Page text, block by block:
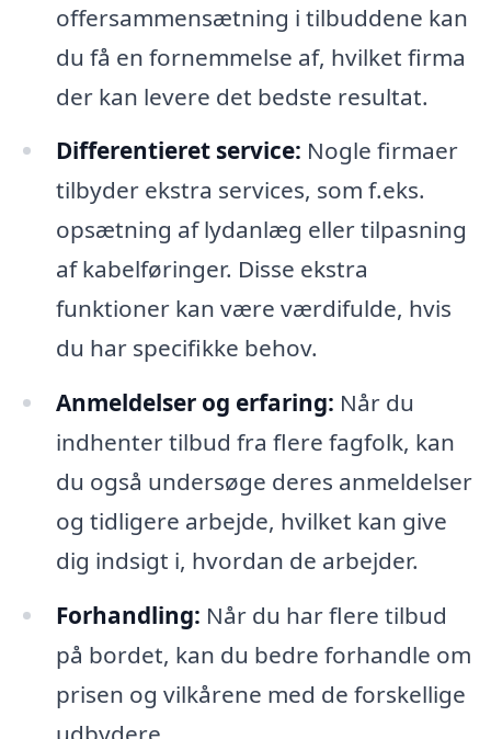
offersammensætning i tilbuddene kan
du få en fornemmelse af, hvilket firma
der kan levere det bedste resultat.
Differentieret service: Nogle firmaer
tilbyder ekstra services, som f.eks.
opsætning af lydanlæg eller tilpasning
af kabelføringer. Disse ekstra
funktioner kan være værdifulde, hvis
du har specifikke behov.
Anmeldelser og erfaring: Når du
indhenter tilbud fra flere fagfolk, kan
du også undersøge deres anmeldelser
og tidligere arbejde, hvilket kan give
dig indsigt i, hvordan de arbejder.
Forhandling: Når du har flere tilbud
på bordet, kan du bedre forhandle om
prisen og vilkårene med de forskellige